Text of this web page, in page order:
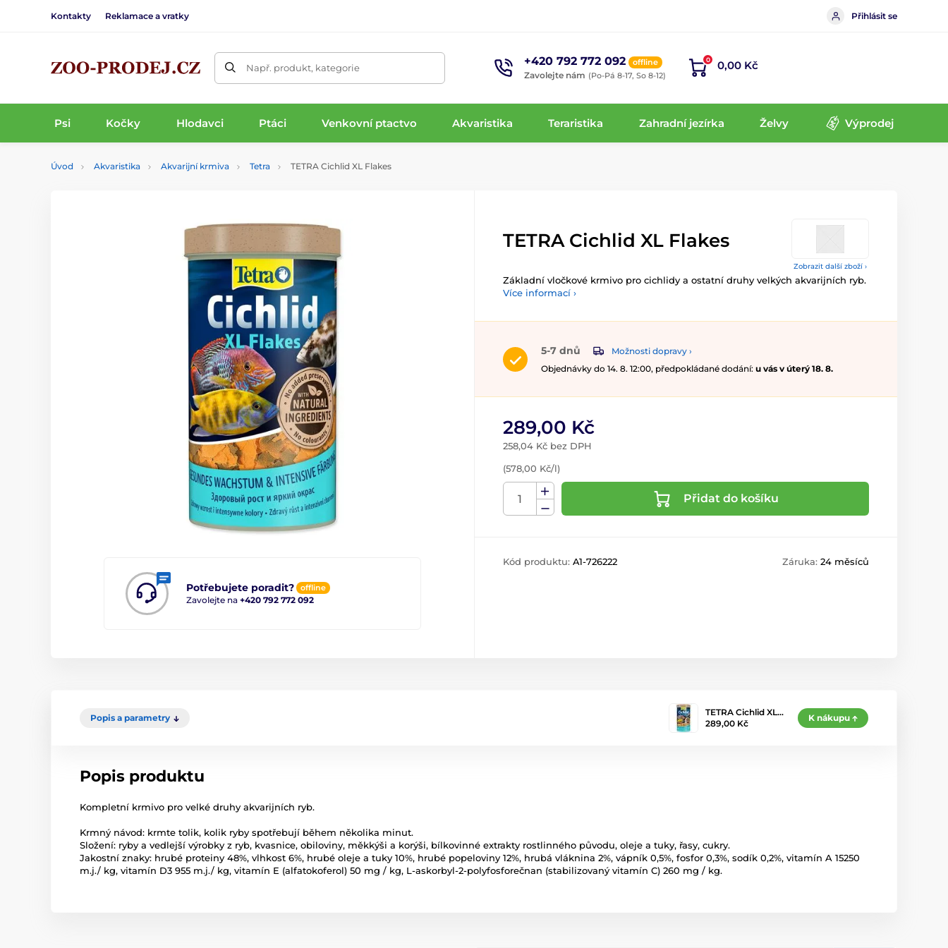
Kontakty Reklamace a vratky Přihlásit se
Např. produkt, kategorie +420 792 772 092 offline
Zavolejte nám (Po-Pá 8-17, So 8-12)
0 0,00 Kč
Psi Kočky Hlodavci Ptáci Venkovní ptactvo Akvaristika Teraristika Zahradní jezírka Želvy Výprodej
Úvod Akvaristika Akvarijní krmiva Tetra TETRA Cichlid XL Flakes
Zobrazit další zboží ›
Potřebujete poradit? offline
Zavolejte na +420 792 772 092
TETRA Cichlid XL Flakes
Základní vločkové krmivo pro cichlidy a ostatní druhy velkých akvarijních ryb.
Více informací ›
5-7 dnů
Možnosti dopravy ›
Objednávky do 14. 8. 12:00, předpokládané dodání: u vás v úterý 18. 8.
289,00 Kč
258,04 Kč bez DPH
(578,00 Kč/l)
Přidat do košíku
Kód produktu: A1-726222 Záruka: 24 měsíců
Popis a parametry
TETRA Cichlid XL…
289,00 Kč
K nákupu
Popis produktu
Kompletní krmivo pro velké druhy akvarijních ryb.
Krmný návod: krmte tolik, kolik ryby spotřebují během několika minut.
Složení: ryby a vedlejší výrobky z ryb, kvasnice, obiloviny, měkkýši a korýši, bílkovinné extrakty rostlinného původu, oleje a tuky, řasy, cukry.
Jakostní znaky: hrubé proteiny 48%, vlhkost 6%, hrubé oleje a tuky 10%, hrubé popeloviny 12%, hrubá vláknina 2%, vápník 0,5%, fosfor 0,3%, sodík 0,2%, vitamín A 15250
m.j./ kg, vitamín D3 955 m.j./ kg, vitamín E (alfatokoferol) 50 mg / kg, L-askorbyl-2-polyfosforečnan (stabilizovaný vitamín C) 260 mg / kg.